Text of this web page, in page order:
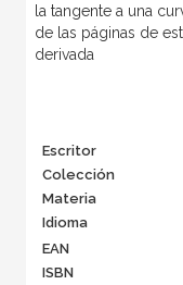
la tangente a una
de las páginas de
derivada
Escritor
Colección
Materia
Idioma
EAN
ISBN